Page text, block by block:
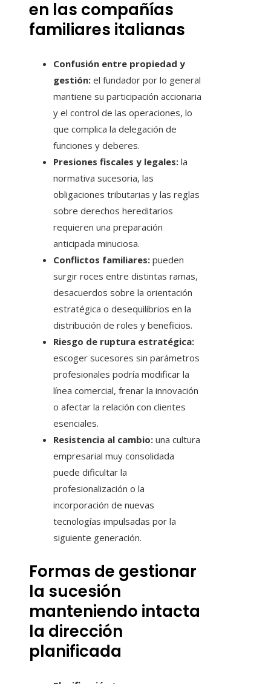
en las compañías
familiares italianas
Confusión entre propiedad y
gestión: el fundador por lo general
mantiene su participación accionaria
y el control de las operaciones, lo
que complica la delegación de
funciones y deberes.
Presiones fiscales y legales: la
normativa sucesoria, las
obligaciones tributarias y las reglas
sobre derechos hereditarios
requieren una preparación
anticipada minuciosa.
Conflictos familiares: pueden
surgir roces entre distintas ramas,
desacuerdos sobre la orientación
estratégica o desequilibrios en la
distribución de roles y beneficios.
Riesgo de ruptura estratégica:
escoger sucesores sin parámetros
profesionales podría modificar la
línea comercial, frenar la innovación
o afectar la relación con clientes
esenciales.
Resistencia al cambio: una cultura
empresarial muy consolidada
puede dificultar la
profesionalización o la
incorporación de nuevas
tecnologías impulsadas por la
siguiente generación.
Formas de gestionar
la sucesión
manteniendo intacta
la dirección
planificada